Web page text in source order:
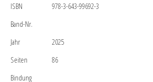
ISBN
978-3-643-99692-3
Band-Nr.
Jahr
2025
Seiten
86
Bindung